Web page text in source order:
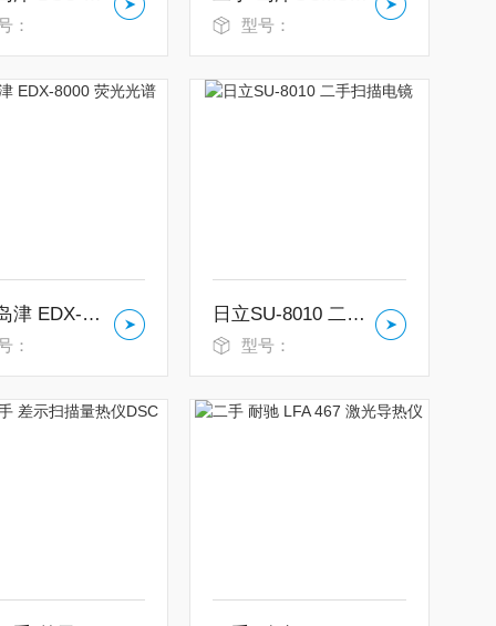
： 型号：
二手 岛津 EDX-8000 荧光光谱仪
：
日立SU-8010 二手扫描电镜
型号：